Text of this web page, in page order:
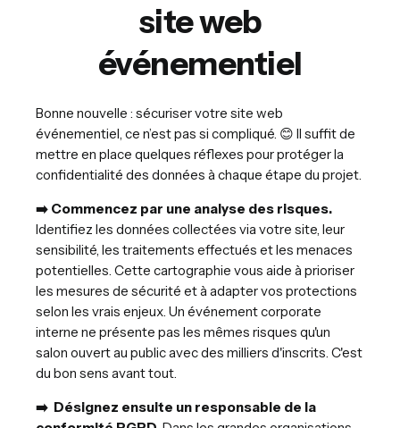
site web
événementiel
Bonne nouvelle : sécuriser votre site web
événementiel, ce n’est pas si compliqué. 😊 Il suffit de
mettre en place quelques réflexes pour protéger la
confidentialité des données à chaque étape du projet.
➡️ Commencez par une analyse des risques.
Identifiez les données collectées via votre site, leur
sensibilité, les traitements effectués et les menaces
potentielles. Cette cartographie vous aide à prioriser
les mesures de sécurité et à adapter vos protections
selon les vrais enjeux. Un événement corporate
interne ne présente pas les mêmes risques qu'un
salon ouvert au public avec des milliers d'inscrits. C'est
du bon sens avant tout.
➡️ Désignez ensuite un responsable de la